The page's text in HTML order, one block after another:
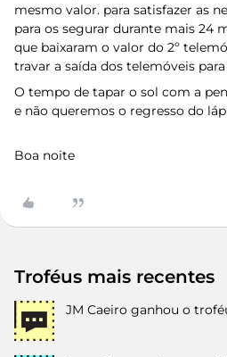
mesmo valor. para satisfazer as
para os segurar durante mais 24
que baixaram o valor do 2º
travar a saída dos telemóveis
O tempo de tapar o sol com a
e não queremos o regresso do
Boa noite
Troféus mais recentes
JM Caeiro ganhou o